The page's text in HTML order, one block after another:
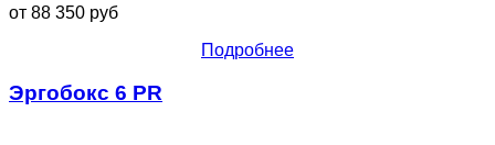
от 88 350 руб
Подробнее
Эргобокс 6 PR